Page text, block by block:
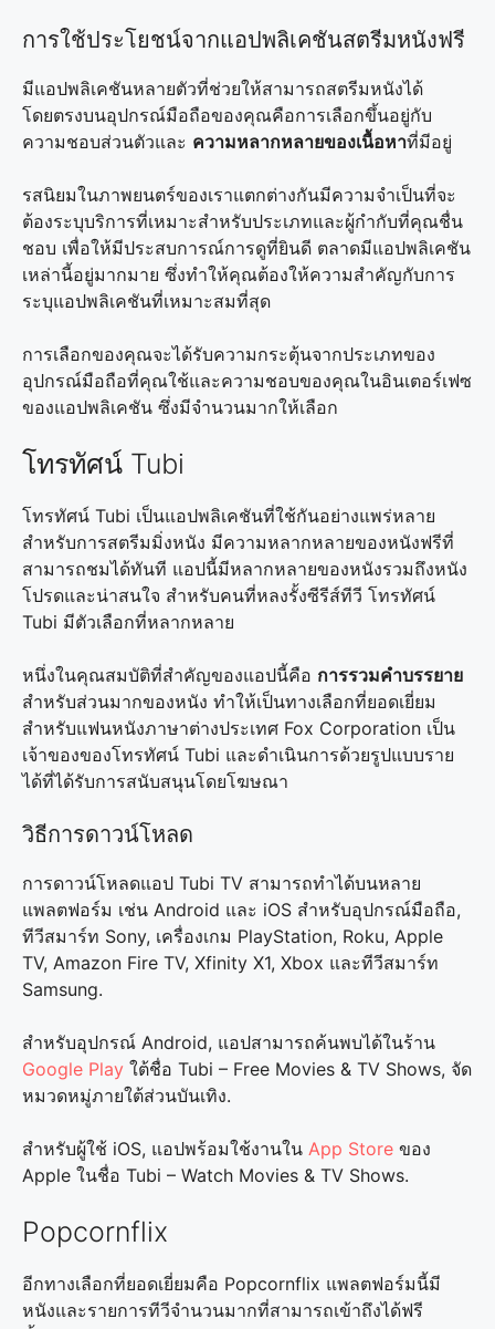
การใช้ประโยชน์จากแอปพลิเคชันสตรีมหนังฟรี
มีแอปพลิเคชันหลายตัวที่ช่วยให้สามารถสตรีมหนังได้
โดยตรงบนอุปกรณ์มือถือของคุณคือการเลือกขึ้นอยู่กับ
ความชอบส่วนตัวและ ความหลากหลายของเนื้อหาที่มีอยู่
รสนิยมในภาพยนตร์ของเราแตกต่างกันมีความจำเป็นที่จะ
ต้องระบุบริการที่เหมาะสำหรับประเภทและผู้กำกับที่คุณชื่น
ชอบ เพื่อให้มีประสบการณ์การดูที่ยินดี ตลาดมีแอปพลิเคชัน
เหล่านี้อยู่มากมาย ซึ่งทำให้คุณต้องให้ความสำคัญกับการ
ระบุแอปพลิเคชันที่เหมาะสมที่สุด
การเลือกของคุณจะได้รับความกระตุ้นจากประเภทของ
อุปกรณ์มือถือที่คุณใช้และความชอบของคุณในอินเตอร์เฟซ
ของแอปพลิเคชัน ซึ่งมีจำนวนมากให้เลือก
โทรทัศน์ Tubi
โทรทัศน์ Tubi เป็นแอปพลิเคชันที่ใช้กันอย่างแพร่หลาย
สำหรับการสตรีมมิ่งหนัง มีความหลากหลายของหนังฟรีที่
สามารถชมได้ทันที แอปนี้มีหลากหลายของหนังรวมถึงหนัง
โปรดและน่าสนใจ สำหรับคนที่หลงรั้งซีรีส์ทีวี โทรทัศน์
Tubi มีตัวเลือกที่หลากหลาย
หนึ่งในคุณสมบัติที่สำคัญของแอปนี้คือ การรวมคำบรรยาย
สำหรับส่วนมากของหนัง ทำให้เป็นทางเลือกที่ยอดเยี่ยม
สำหรับแฟนหนังภาษาต่างประเทศ Fox Corporation เป็น
เจ้าของของโทรทัศน์ Tubi และดำเนินการด้วยรูปแบบราย
ได้ที่ได้รับการสนับสนุนโดยโฆษณา
วิธีการดาวน์โหลด
การดาวน์โหลดแอป Tubi TV สามารถทำได้บนหลาย
แพลตฟอร์ม เช่น Android และ iOS สำหรับอุปกรณ์มือถือ,
ทีวีสมาร์ท Sony, เครื่องเกม PlayStation, Roku, Apple
TV, Amazon Fire TV, Xfinity X1, Xbox และทีวีสมาร์ท
Samsung.
สำหรับอุปกรณ์ Android, แอปสามารถค้นพบได้ในร้าน
Google Play ใต้ชื่อ Tubi – Free Movies & TV Shows, จัด
หมวดหมู่ภายใต้ส่วนบันเทิง.
สำหรับผู้ใช้ iOS, แอปพร้อมใช้งานใน App Store ของ
Apple ในชื่อ Tubi – Watch Movies & TV Shows.
Popcornflix
อีกทางเลือกที่ยอดเยี่ยมคือ Popcornflix แพลตฟอร์มนี้มี
หนังและรายการทีวีจำนวนมากที่สามารถเข้าถึงได้ฟรี